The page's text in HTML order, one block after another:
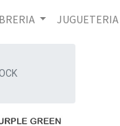
JUGUETERIA